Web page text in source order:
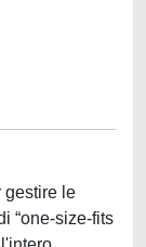
gestire le
“one-size-fits